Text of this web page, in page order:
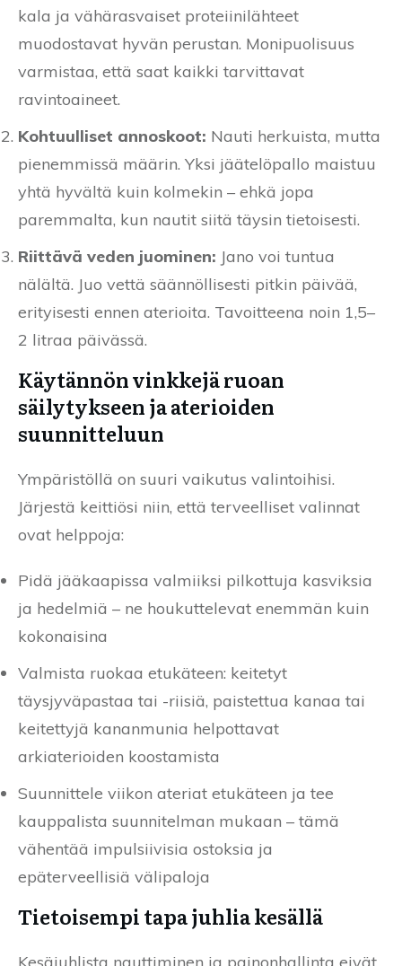
kala ja vähärasvaiset proteiinilähteet
muodostavat hyvän perustan. Monipuolisuus
varmistaa, että saat kaikki tarvittavat
ravintoaineet.
Kohtuulliset annoskoot: Nauti herkuista, mutta
pienemmissä määrin. Yksi jäätelöpallo maistuu
yhtä hyvältä kuin kolmekin – ehkä jopa
paremmalta, kun nautit siitä täysin tietoisesti.
Riittävä veden juominen: Jano voi tuntua
nälältä. Juo vettä säännöllisesti pitkin päivää,
erityisesti ennen aterioita. Tavoitteena noin 1,5–
2 litraa päivässä.
Käytännön vinkkejä ruoan
säilytykseen ja aterioiden
suunnitteluun
Ympäristöllä on suuri vaikutus valintoihisi.
Järjestä keittiösi niin, että terveelliset valinnat
ovat helppoja:
Pidä jääkaapissa valmiiksi pilkottuja kasviksia
ja hedelmiä – ne houkuttelevat enemmän kuin
kokonaisina
Valmista ruokaa etukäteen: keitetyt
täysjyväpastaa tai -riisiä, paistettua kanaa tai
keitettyjä kananmunia helpottavat
arkiaterioiden koostamista
Suunnittele viikon ateriat etukäteen ja tee
kauppalista suunnitelman mukaan – tämä
vähentää impulsiivisia ostoksia ja
epäterveellisiä välipaloja
Tietoisempi tapa juhlia kesällä